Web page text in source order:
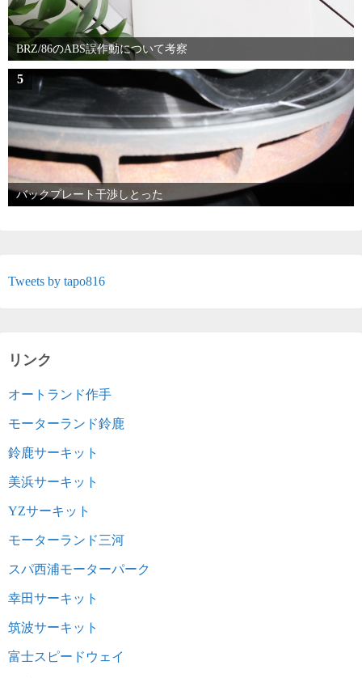
BRZ/86のABS誤作動について考察
5
バックプレート干渉しとった
Tweets by tapo816
リンク
オートランド作手
モーターランド鈴鹿
鈴鹿サーキット
美浜サーキット
YZサーキット
モーターランド三河
スパ西浦モーターパーク
幸田サーキット
筑波サーキット
富士スピードウェイ